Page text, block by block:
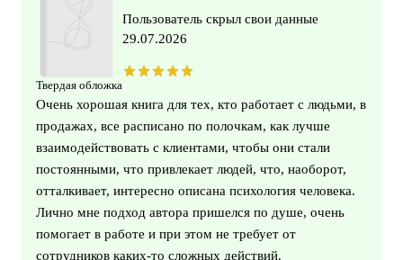
Твердая обложка
Пользователь скрыл свои данные
29.07.2026
Очень хорошая книга для тех, кто работает с людьми, в
продажах, все расписано по полочкам, как лучше
взаимодействовать с клиентами, чтобы они стали
постоянными, что привлекает людей, что, наоборот,
отталкивает, интересно описана психология человека.
Лично мне подход автора пришелся по душе, очень
помогает в работе и при этом не требует от
сотрудников каких-то сложных действий.